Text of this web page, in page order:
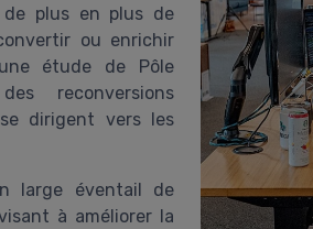
plus en plus de
ou enrichir
étude de Pôle
reconversions
dirigent vers les
large éventail de
à améliorer la